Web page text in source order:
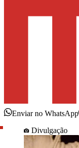
Enviar no WhatsApp
Divulgação